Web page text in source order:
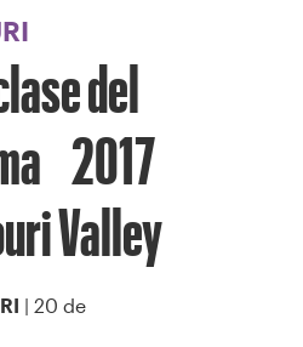
del
2017
Valley
| 20 de